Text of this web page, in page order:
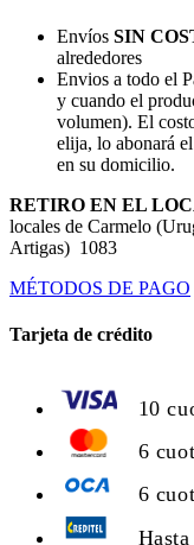
Envíos SIN
alrededores
Envios a todo el
y cuando el
volumen). El
elija, lo abonará
en su domicilio.
RETIRO EN EL
locales de Carmelo
Artigas) 1083
MÉTODOS DE PAGO
Tarjeta de crédito
10
6
6